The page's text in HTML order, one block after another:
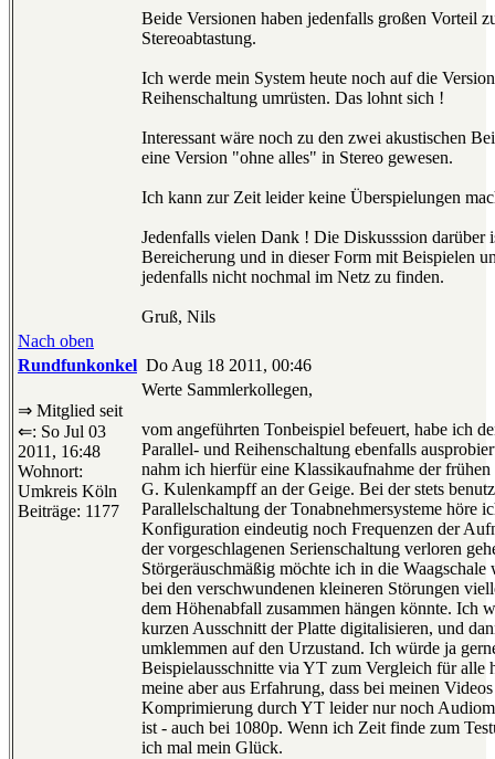
Beide Versionen haben jedenfalls großen Vorteil
Stereoabtastung.
Ich werde mein System heute noch auf die Version
Reihenschaltung umrüsten. Das lohnt sich !
Interessant wäre noch zu den zwei akustischen
eine Version "ohne alles" in Stereo gewesen.
Ich kann zur Zeit leider keine Überspielungen
Jedenfalls vielen Dank ! Die Diskusssion darüber
Bereicherung und in dieser Form mit Beispielen
jedenfalls nicht nochmal im Netz zu finden.
Gruß, Nils
Nach oben
Rundfunkonkel Do Aug 18 2011, 00:46
⇒ Mitglied seit
⇐: So Jul 03
2011, 16:48
Wohnort:
Umkreis Köln
Beiträge: 1177
Werte Sammlerkollegen,
vom angeführten Tonbeispiel befeuert, habe ich
Parallel- und Reihenschaltung ebenfalls
nahm ich hierfür eine Klassikaufnahme der
G. Kulenkampff an der Geige. Bei der stets
Parallelschaltung der Tonabnehmersysteme höre
Konfiguration eindeutig noch Frequenzen der
der vorgeschlagenen Serienschaltung verloren
Störgeräuschmäßig möchte ich in die Waagschale
bei den verschwundenen kleineren Störungen
dem Höhenabfall zusammen hängen könnte. Ich
kurzen Ausschnitt der Platte digitalisieren, und
umklemmen auf den Urzustand. Ich würde ja
Beispielausschnitte via YT zum Vergleich für alle
meine aber aus Erfahrung, dass bei meinen
Komprimierung durch YT leider nur noch
ist - auch bei 1080p. Wenn ich Zeit finde zum
ich mal mein Glück.